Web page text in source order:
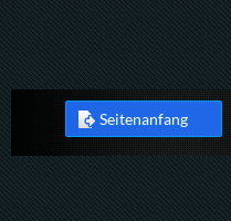
Seitenanfang